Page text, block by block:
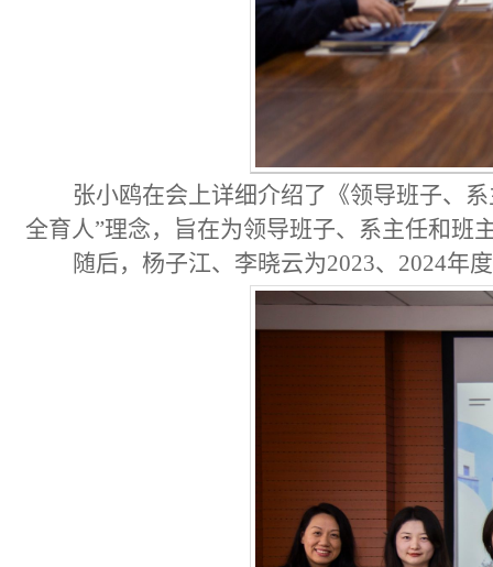
张小鸥在会上详细介绍了《领导班子、
全育人”理念，旨在为领导班子、系主任和班
随后，杨子江、李晓云为2023、2024年